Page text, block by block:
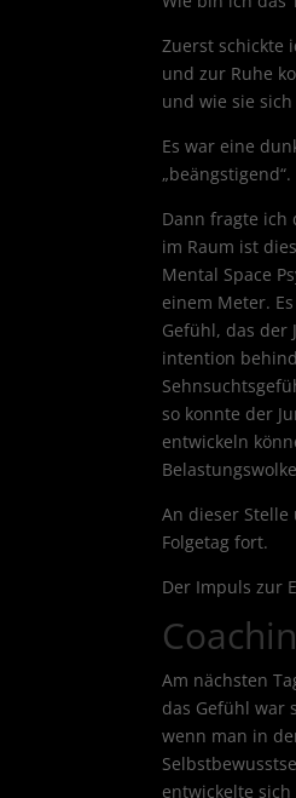
Zuerst schickte
und zur Ruhe
und wie sie
Es war eine
Dann fragte ich
im Raum ist
Mental Space
einem Meter.
Gefühl, das der
intention
so konnte der
entwickeln
An dieser
Folgetag fort.
Der Impuls zur
Am nächsten
das Gefühl war
wenn man in
entwickelte